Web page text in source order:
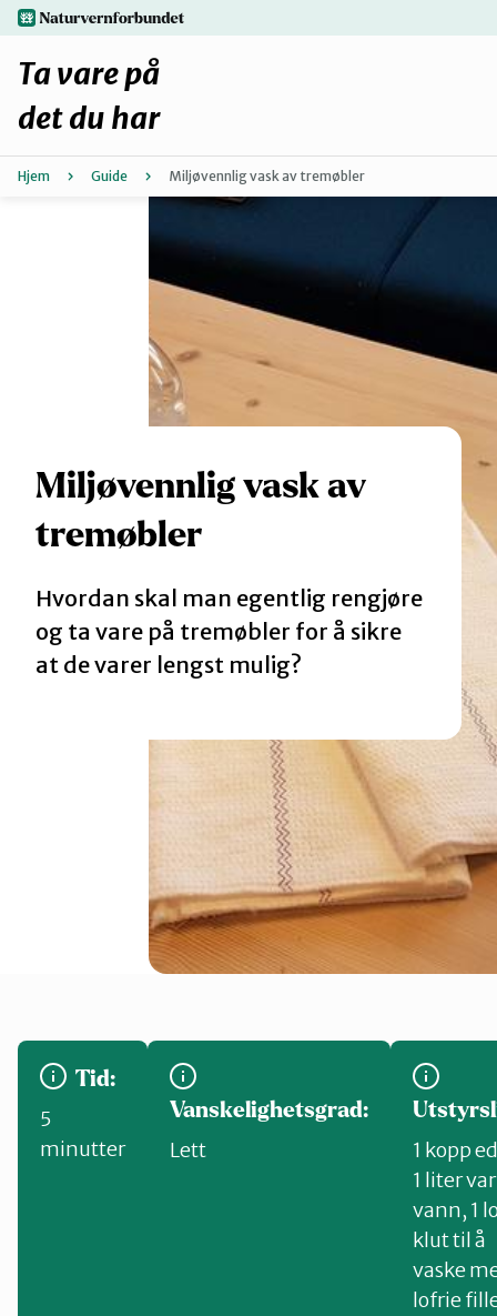
Hopp
til
hovedinnhold
Fiks selv eller finn en reparatør
Forbehold
Katalog
Mitt navn
Retten til reparasjon
naturvernforbundet.no
Ta vare på
det du har
Hjem Guide Miljøvennlig vask av tremøbler
Miljøvennlig vask av
tremøbler
Hvordan skal man egentlig rengjøre
og ta vare på tremøbler for å sikre
at de varer lengst mulig?
Tid:
5
minutter
Vanskelighetsgrad:
Lett
1 kopp
1 liter
vann, 1
klut til å
vaske
lofrie